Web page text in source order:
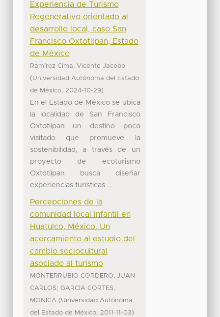
Experiencia de Turismo
Regenerativo orientado al
desarrollo local, caso San
Francisco Oxtotilpan, Estado
de México
Ramírez Cima, Vicente Jacobo
(Universidad Autónoma del Estado
de México, 2024-10-29)
En el Estado de México se ubica
la localidad de San Francisco
Oxtotilpan un destino poco
visitado que promueve la
sostenibilidad, a través de un
proyecto de ecoturismo
Oxtotilpan busca diseñar
experiencias turísticas ...
Percepciones de la
comunidad local infantil en
Huatulco, México. Un
acercamiento al estudio del
cambio sociocultural
asociado al turismo
MONTERRUBIO CORDERO, JUAN
CARLOS; GARCIA CORTES,
MONICA (Universidad Autónoma
del Estado de México, 2011-11-03)